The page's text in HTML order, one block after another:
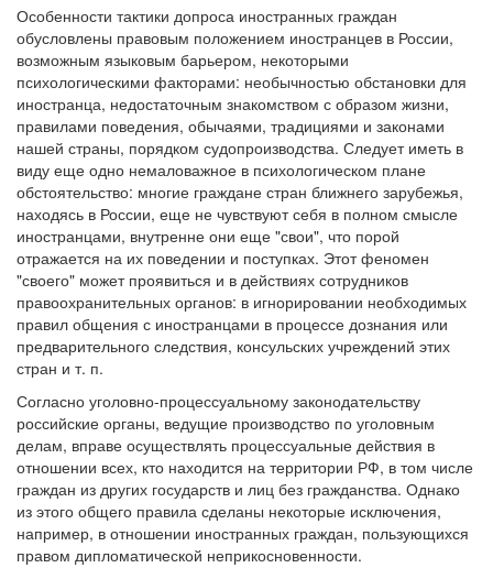
Особенности тактики допроса иностранных граждан
обусловлены правовым положением иностранцев в России,
возможным языковым барьером, некоторыми
психологическими факторами: необычностью обстановки для
иностранца, недостаточным знакомством с образом жизни,
правилами поведения, обычаями, традициями и законами
нашей страны, порядком судопроизводства. Следует иметь в
виду еще одно немаловажное в психологическом плане
обстоятельство: многие граждане стран ближнего зарубежья,
находясь в России, еще не чувствуют себя в полном смысле
иностранцами, внутренне они еще "свои", что порой
отражается на их поведении и поступках. Этот феномен
"своего" может проявиться и в действиях сотрудников
правоохранительных органов: в игнорировании необходимых
правил общения с иностранцами в процессе дознания или
предварительного следствия, консульских учреждений этих
стран и т. п.
Согласно уголовно-процессуальному законодательству
российские органы, ведущие производство по уголовным
делам, вправе осуществлять процессуальные действия в
отношении всех, кто находится на территории РФ, в том числе
граждан из других государств и лиц без гражданства. Однако
из этого общего правила сделаны некоторые исключения,
например, в отношении иностранных граждан, пользующихся
правом дипломатической неприкосновенности.